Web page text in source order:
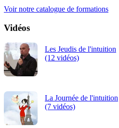
Voir notre catalogue de formations
Vidéos
Les Jeudis de l'intuition
(12 vidéos)
La Journée de l'intuition
(7 vidéos)